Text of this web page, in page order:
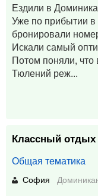
Ездили в
Уже по прибытии в
бронировали
Искали самый
Потом поняли, что
Тюлений реж...
Классный
Общая тематика
София